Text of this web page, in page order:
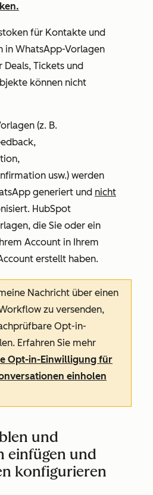
für Kontakte und
in WhatsApp-Vorlagen
Tickets und
können nicht
(z. B.
,
,
usw.) werden
generiert und nicht
HubSpot
die Sie oder ein
Account in Ihrem
erstellt haben.
eine Nachricht über einen
zu versenden,
Opt-in-
Erfahren Sie mehr
Opt-in-Einwilligung für
einholen
und
einfügen und
konfigurieren